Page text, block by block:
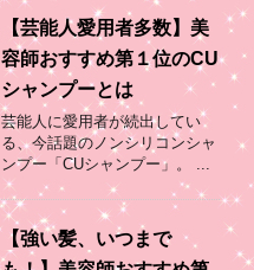
【芸能人愛用者多数】美
容師おすすめ第１位のCU
シャンプーとは
芸能人に愛用者が続出してい
る、今話題のノンシリコンシャ
ンプー「CUシャンプー」。 ...
【強い髪、いつまで